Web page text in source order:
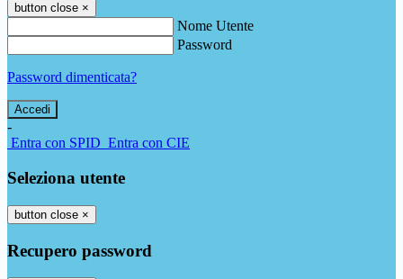
button close ×
Nome Utente
Password
Password dimenticata?
-
Entra con SPID Entra con CIE
Seleziona utente
button close ×
Recupero password